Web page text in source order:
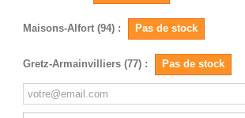
Maisons-Alfort (94) : Pas de stock
Gretz-Armainvilliers (77) : Pas de stock